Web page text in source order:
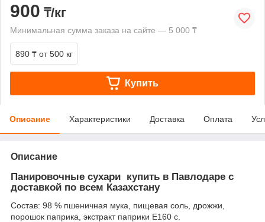
900 ₸/кг
Минимальная сумма заказа на сайте — 5 000 ₸
890 ₸ от 500 кг
Купить
Описание Характеристики Доставка Оплата
Описание
Панировочные сухари купить в Павлодаре с
доставкой по всем Казахстану
Состав: 98 % пшеничная мука, пищевая соль, дрожжи,
порошок паприка, экстракт паприки Е160 с.